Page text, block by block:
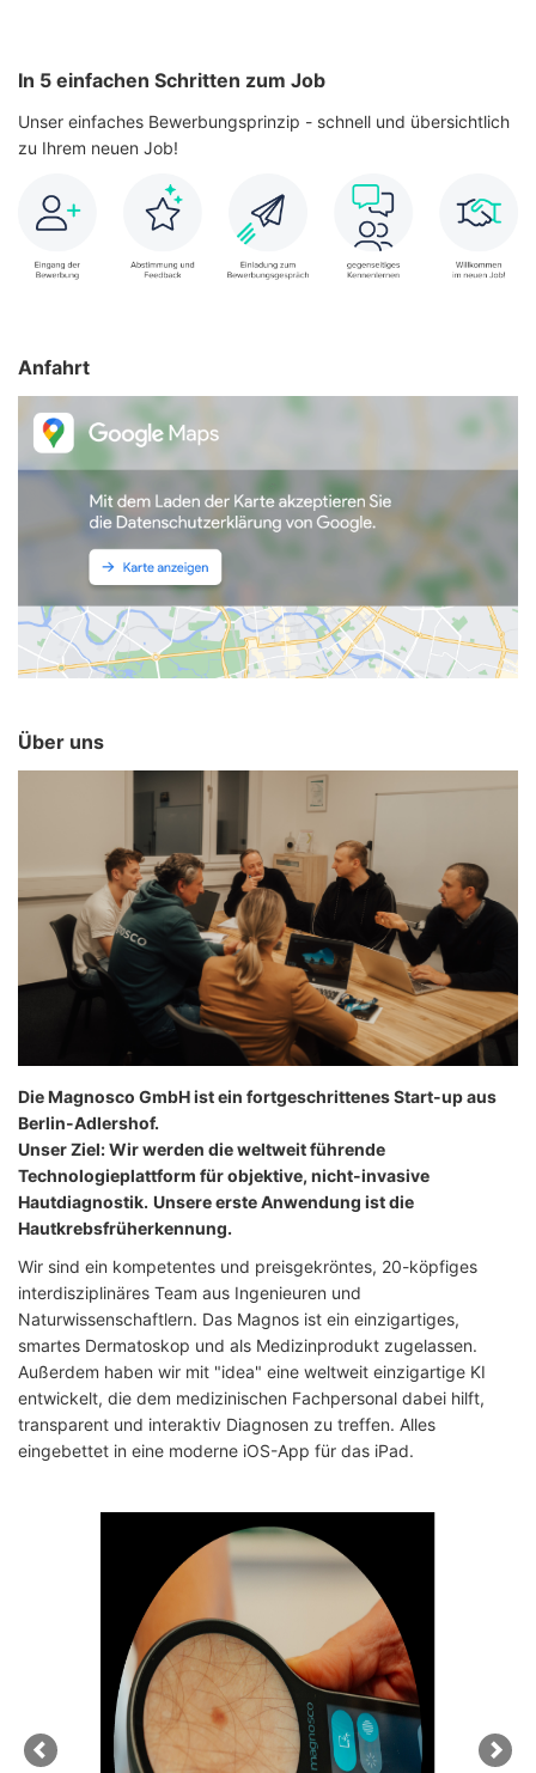
In 5 einfachen Schritten zum Job
Unser einfaches Bewerbungsprinzip - schnell und übersichtlich
zu Ihrem neuen Job!
Anfahrt
Über uns
Die Magnosco GmbH ist ein fortgeschrittenes Start-up aus
Berlin-Adlershof.
Unser Ziel: Wir werden die weltweit führende
Technologieplattform für objektive, nicht-invasive
Hautdiagnostik. Unsere erste Anwendung ist die
Hautkrebsfrüherkennung.
Wir sind ein kompetentes und preisgekröntes, 20-köpfiges
interdisziplinäres Team aus Ingenieuren und
Naturwissenschaftlern. Das Magnos ist ein einzigartiges,
smartes Dermatoskop und als Medizinprodukt zugelassen.
Außerdem haben wir mit "idea" eine weltweit einzigartige KI
entwickelt, die dem medizinischen Fachpersonal dabei hilft,
transparent und interaktiv Diagnosen zu treffen. Alles
eingebettet in eine moderne iOS-App für das iPad.